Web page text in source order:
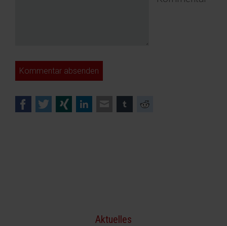
Kommentar absenden
FacebookTwitterXing LinkedInE-mail tumblr
Aktuelles